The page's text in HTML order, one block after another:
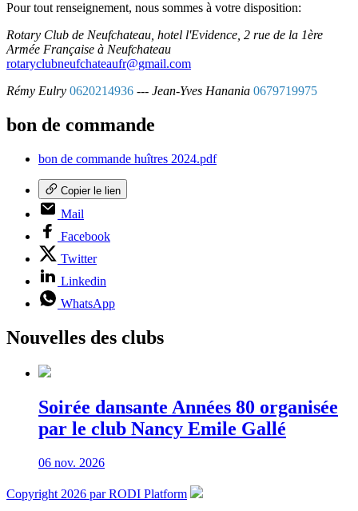
Pour tout renseignement, nous sommes à votre disposition:
Rotary Club de Neufchateau, hotel l'Evidence, 2 rue de la 1ère
Armée Française à Neufchateau
rotaryclubneufchateaufr@gmail.com
Rémy Eulry 0620214936 --- Jean-Yves Hanania 0679719975
bon de commande
bon de commande huîtres 2024.pdf
Copier le lien
Mail
Facebook
Twitter
Linkedin
WhatsApp
Nouvelles des clubs
Soirée dansante Années 80 organisée
par le club Nancy Emile Gallé
06 nov. 2026
Copyright 2026 par RODI Platform